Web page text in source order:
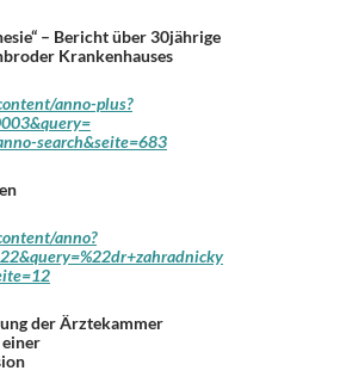
– Bericht über 30jährige
Krankenhauses
anno-plus?
search&seite=683
anno?
der Ärztekammer
einer